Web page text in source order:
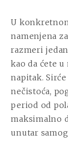
U
namenjena
razmeri
kao da ćete
napitak.
nečistoća,
period od
maksimalno
unutar